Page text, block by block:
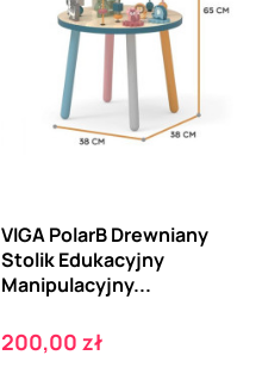
VIGA PolarB Drewniany
Stolik Edukacyjny
Manipulacyjny...
Cena
200,00 zł